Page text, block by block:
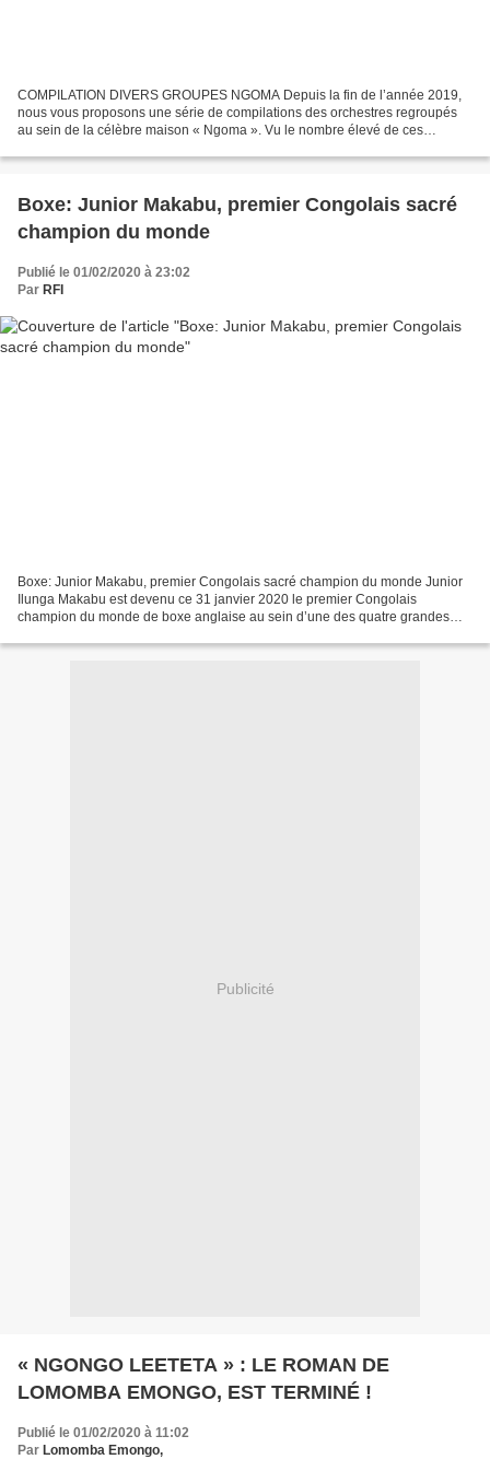
COMPILATION DIVERS GROUPES NGOMA Depuis la fin de l’année 2019,
nous vous proposons une série de compilations des orchestres regroupés
au sein de la célèbre maison « Ngoma ». Vu le nombre élevé de ces
Boxe: Junior Makabu, premier Congolais sacré
champion du monde
Publié le 01/02/2020 à 23:02
Par RFI
Boxe: Junior Makabu, premier Congolais sacré champion du monde Junior
Ilunga Makabu est devenu ce 31 janvier 2020 le premier Congolais
champion du monde de boxe anglaise au sein d’une des quatre grandes
Publicité
« NGONGO LEETETA » : LE ROMAN DE
LOMOMBA EMONGO, EST TERMINÉ !
Publié le 01/02/2020 à 11:02
Par Lomomba Emongo,